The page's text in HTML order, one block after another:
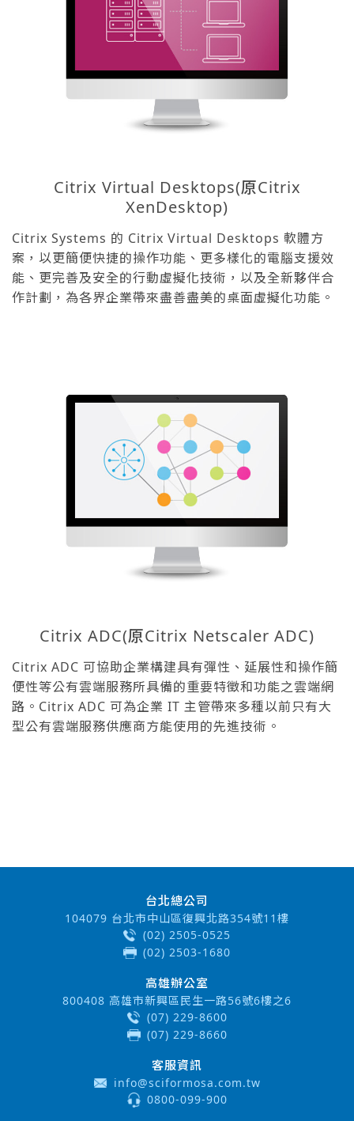
Citrix Virtual Desktops(原Citrix
XenDesktop)
Citrix Systems 的 Citrix Virtual Desktops 軟體方
案，以更簡便快捷的操作功能、更多樣化的電腦支援效
能、更完善及安全的行動虛擬化技術，以及全新夥伴合
作計劃，為各界企業帶來盡善盡美的桌面虛擬化功能。
Citrix ADC(原Citrix Netscaler ADC)
Citrix ADC 可協助企業構建具有彈性、延展性和操作簡
便性等公有雲端服務所具備的重要特徵和功能之雲端網
路。Citrix ADC 可為企業 IT 主管帶來多種以前只有大
型公有雲端服務供應商方能使用的先進技術。
台北總公司
104079 台北市中山區復興北路354號11樓
(02) 2505-0525
(02) 2503-1680
高雄辦公室
800408 高雄市新興區民生一路56號6樓之6
(07) 229-8600
(07) 229-8660
客服資訊
info@sciformosa.com.tw
0800-099-900